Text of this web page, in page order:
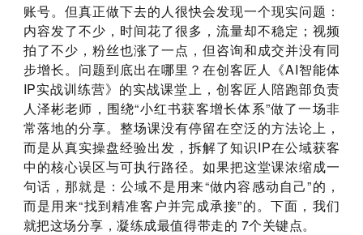
账号。 但真正做下去的人很快会发现一个现实问题：
内容发了不少，时间花了很多，流量却不稳定；视频
拍了不少，粉丝也涨了一点，但咨询和成交并没有同
步增长。问题到底出在哪里？在创客匠人《AI智能体
IP实战训练营》的实战课堂上，创客匠人陪跑部负责
人泽彬老师，围绕“小红书获客增长体系”做了一场非
常落地的分享。整场课没有停留在空泛的方法论上，
而是从真实操盘经验出发，拆解了知识IP在公域获客
中的核心误区与可执行路径。如果把这堂课浓缩成一
句话，那就是：公域不是用来“做内容感动自己”的，
而是用来“找到精准客户并完成承接”的。下面，我们
就把这场分享，凝练成最值得带走的 7个关键点。